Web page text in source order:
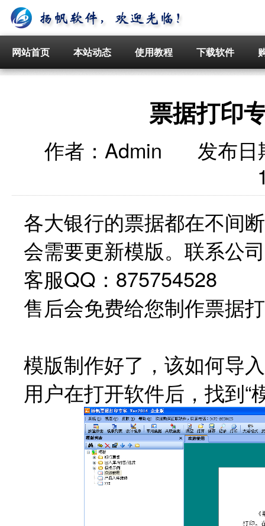
网站首页 本站动态 使用教程 下载软件
票据打印
作者： Admin 发布日
各大银行的票据都在不间
会需要更新模版。联系公
客服QQ： 875754528
售后会免费给您制作票据
模版制作好了，该如何导
用户在打开软件后，找到“